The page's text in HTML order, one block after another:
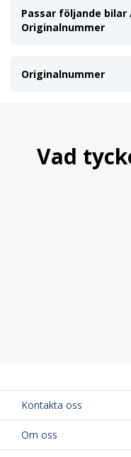
Passar följande
Originalnummer
Originalnummer
Vad
Kontakta oss
Om oss